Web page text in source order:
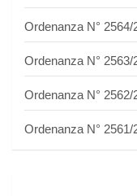
Ordenanza N° 2564/
Ordenanza N° 2563/
Ordenanza N° 2562/
Ordenanza N° 2561/